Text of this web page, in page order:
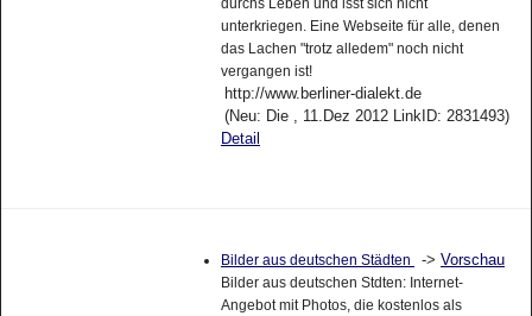
unterkriegen. Eine Webseite für alle, denen
das Lachen "trotz alledem" noch nicht
vergangen ist!
http://www.berliner-dialekt.de
(Neu: Die , 11.Dez 2012 LinkID: 2831493)
Detail
Bilder aus deutschen Städten -> Vorschau
Bilder aus deutschen Stdten: Internet-
Angebot mit Photos, die kostenlos als